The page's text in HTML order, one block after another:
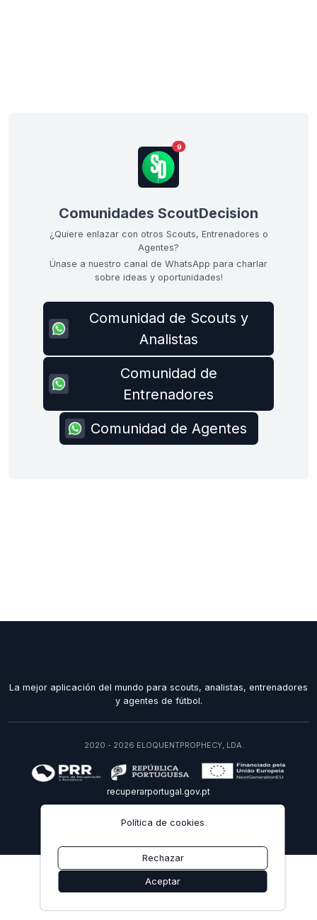
9
Comunidades ScoutDecision
¿Quiere enlazar con otros Scouts, Entrenadores o
Agentes?
Únase a nuestro canal de WhatsApp para charlar
sobre ideas y oportunidades!
Comunidad de Scouts y
Analistas
Comunidad de
Entrenadores
Comunidad de Agentes
Política de cookies
Rechazar
Aceptar
La mejor aplicación del mundo para scouts, analistas, entrenadores
y agentes de fútbol.
2020 - 2026 ELOQUENTPROPHECY, LDA.
recuperarportugal.gov.pt
ES